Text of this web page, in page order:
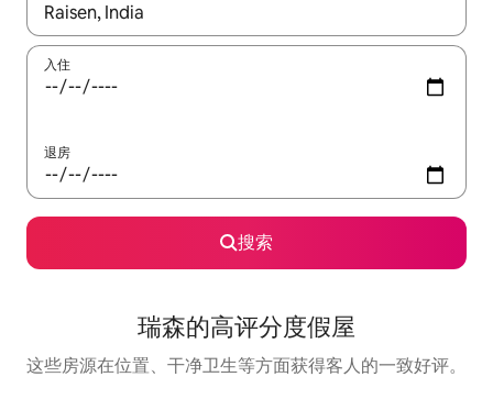
如有搜索结果，请使用上下方向键查看，或通过点击或滑动手势
入住
退房
搜索
瑞森的高评分度假屋
这些房源在位置、干净卫生等方面获得客人的一致好评。